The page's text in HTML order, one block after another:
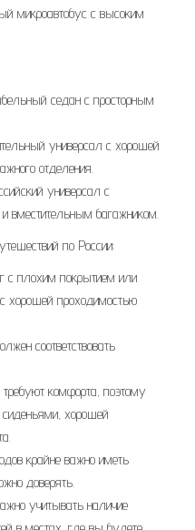
микроавтобус с высоким
седан с просторным
универсал с хорошей
отделения.
универсал с
вместительным багажником.
по России:
с плохим покрытием или
хорошей проходимостью
соответствовать
комфорта, поэтому
хорошей
крайне важно иметь
доверять.
учитывать наличие